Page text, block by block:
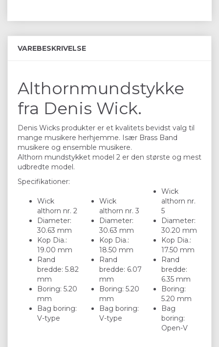
VAREBESKRIVELSE
Althornmundstykke
fra Denis Wick.
Denis Wicks produkter er et kvalitets bevidst valg til
mange musikere herhjemme. Især Brass Band
musikere og ensemble musikere.
Althorn mundstykket model 2 er den største og mest
udbredte model.
Specifikationer:
Wick
althorn nr. 2
Diameter:
30.63 mm
Kop Dia.:
19.00 mm
Rand
bredde: 5.82
mm
Boring: 5.20
mm
Bag boring:
V-type
Wick
althorn nr. 3
Diameter:
30.63 mm
Kop Dia.:
18.50 mm
Rand
bredde: 6.07
mm
Boring: 5.20
mm
Bag boring:
V-type
Wick
althorn nr.
5
Diameter:
30.20 mm
Kop Dia.:
17.50 mm
Rand
bredde:
6.35 mm
Boring:
5.20 mm
Bag
boring:
Open-V